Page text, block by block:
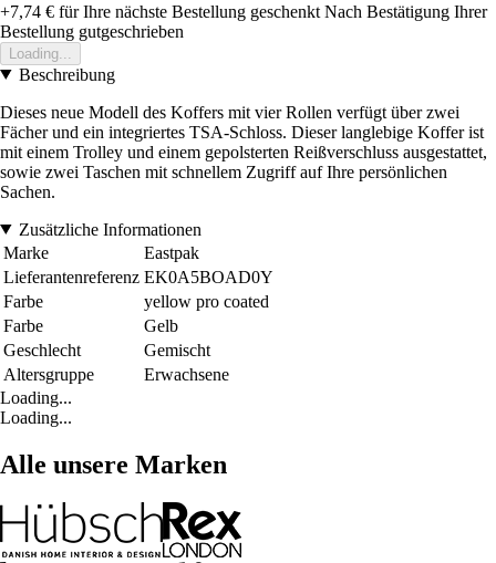
+7,74 € für Ihre nächste Bestellung geschenkt Nach Bestätigung Ihrer
Bestellung gutgeschrieben
Loading...
Beschreibung
Dieses neue Modell des Koffers mit vier Rollen verfügt über zwei
Fächer und ein integriertes TSA-Schloss. Dieser langlebige Koffer ist
mit einem Trolley und einem gepolsterten Reißverschluss ausgestattet,
sowie zwei Taschen mit schnellem Zugriff auf Ihre persönlichen
Sachen.
Zusätzliche Informationen
Marke
Eastpak
Lieferantenreferenz EK0A5BOAD0Y
Farbe
yellow pro coated
Farbe
Gelb
Geschlecht
Gemischt
Altersgruppe
Erwachsene
Loading...
Loading...
Alle unsere Marken